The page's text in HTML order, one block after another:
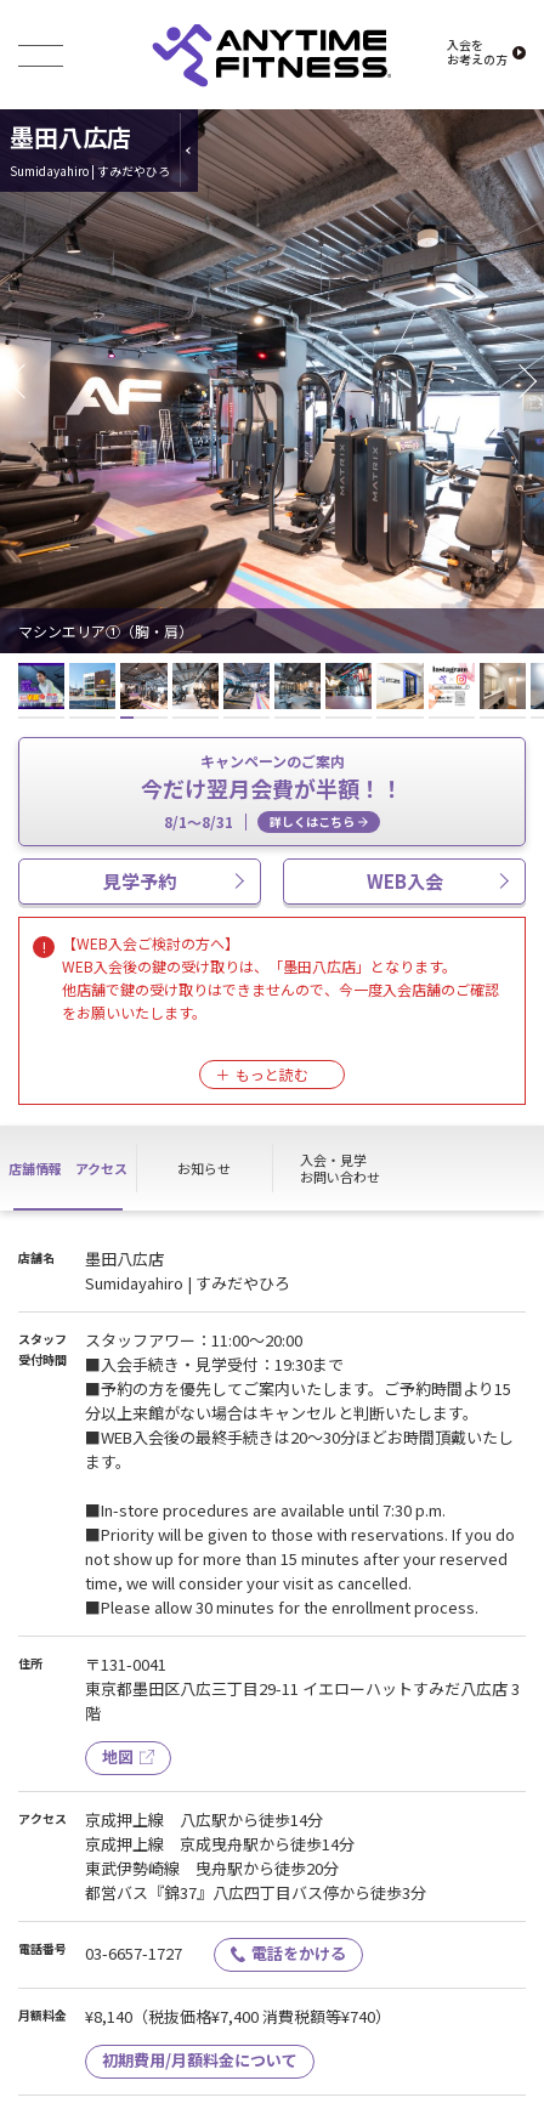
入会を
お考えの方
墨田八広店
Sumidayahiro | すみだやひろ
マシンエリア①（胸・肩）
キャンペーンのご案内
今だけ翌月会費が半額！！
8/1～8/31 詳しくはこちら
見学予約 WEB入会
【WEB入会ご検討の方へ】
WEB入会後の鍵の受け取りは、「墨田八広店」となります。
他店舗で鍵の受け取りはできませんので、今一度入会店舗のご確認
をお願いいたします。
After enrolling on the web, you will receive your key at the Sumida
Please check the enrollment store once again, as you cannot pick
【ビジター利用について】
短期間利用は受け付けておりません。予めご了承ください。
店舗情報 アクセス お知らせ
入会・見学
お問い合わせ
店舗名
墨田八広店
Sumidayahiro | すみだやひろ
スタッフ
受付時間
スタッフアワー：11:00〜20:00
■入会手続き・見学受付：19:30まで
■予約の方を優先してご案内いたします。ご予約時間より15
分以上来館がない場合はキャンセルと判断いたします。
■WEB入会後の最終手続きは20～30分ほどお時間頂戴いたし
ます。
■In-store procedures are available until 7:30 p.m.
■Priority will be given to those with reservations. If you do
not show up for more than 15 minutes after your reserved
time, we will consider your visit as cancelled.
■Please allow 30 minutes for the enrollment process.
住所
〒131-0041
東京都墨田区八広三丁目29-11 イエローハットすみだ八広店 3
階
地図
アクセス
京成押上線 八広駅から徒歩14分
京成押上線 京成曳舟駅から徒歩14分
東武伊勢崎線 曳舟駅から徒歩20分
都営バス『錦37』八広四丁目バス停から徒歩3分
電話番号 03-6657-1727 電話をかける
月額料金 ¥8,140 （税抜価格¥7,400 消費税額等¥740）
初期費用/月額料金について